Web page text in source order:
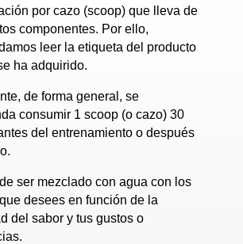
por cazo (scoop) que lleva de
componentes. Por ello,
leer la etiqueta del producto
ha adquirido.
de forma general, se
consumir 1 scoop (o cazo) 30
del entrenamiento o después
ser mezclado con agua con los
desees en función de la
del sabor y tus gustos o